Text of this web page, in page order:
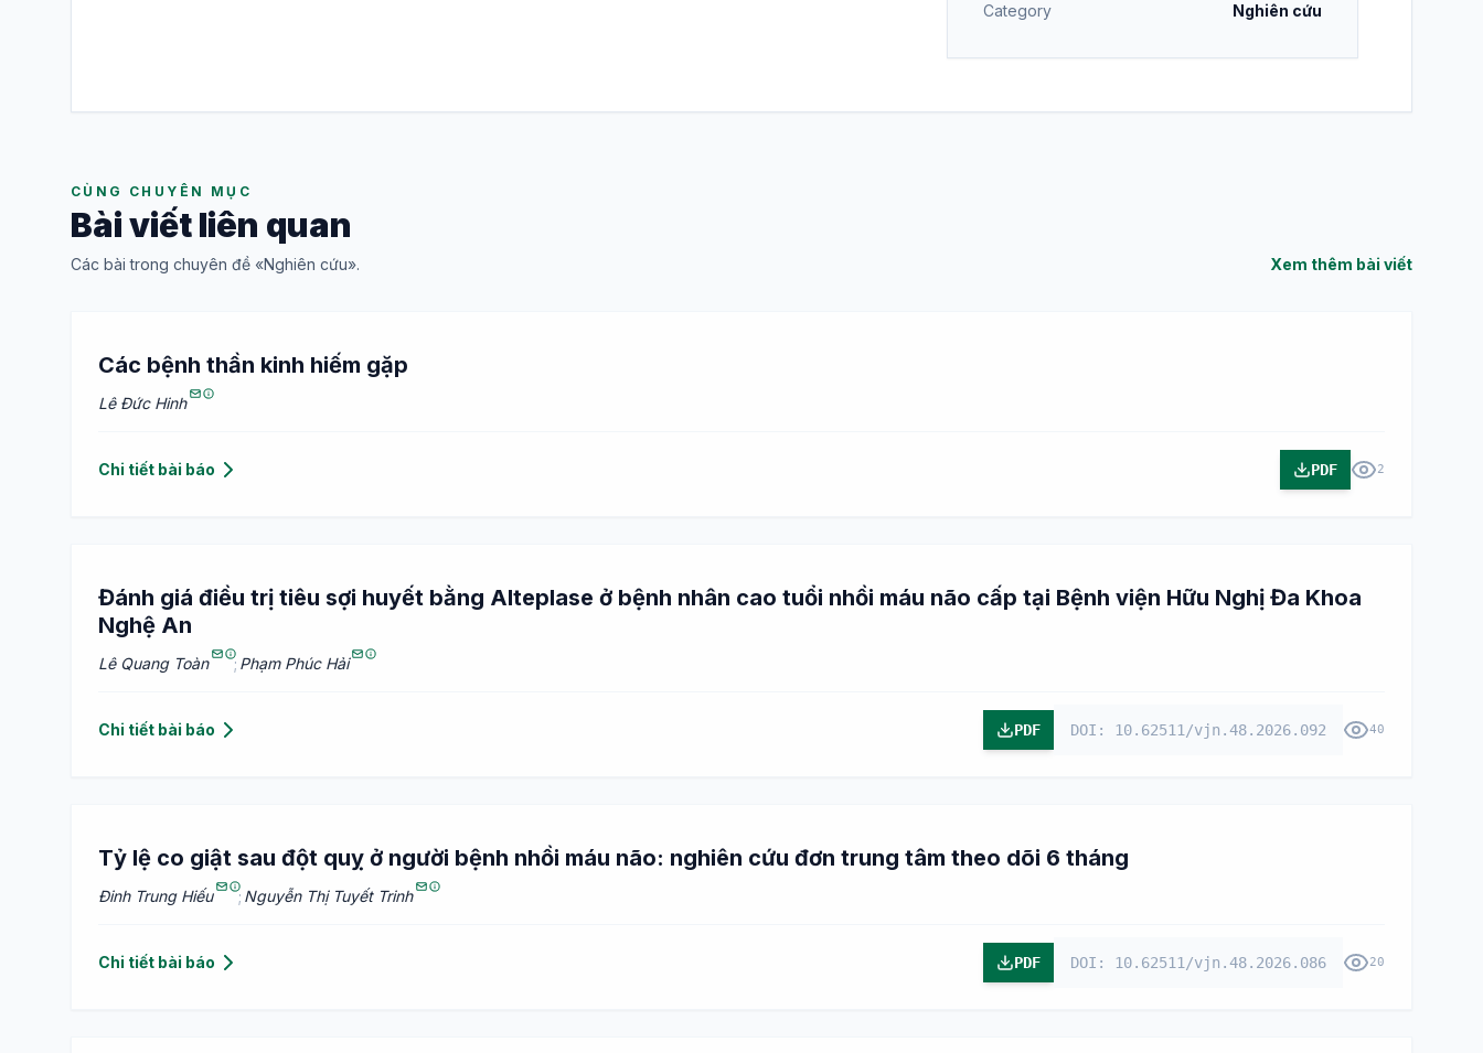
Category Nghiên cứu
CÙNG CHUYÊN MỤC
Bài viết liên quan
Các bài trong chuyên đề «Nghiên cứu». Xem thêm bài viết
Các bệnh thần kinh hiếm gặp
Lê Đức Hinh
Chi tiết bài báo PDF 2
Đánh giá điều trị tiêu sợi huyết bằng Alteplase ở bệnh nhân cao tuổi nhồi máu não cấp tại Bệnh viện Hữu Nghị Đa Khoa
Nghệ An
Lê Quang Toàn ; Phạm Phúc Hải
Chi tiết bài báo PDF DOI: 10.62511/vjn.48.2026.092 40
Tỷ lệ co giật sau đột quỵ ở người bệnh nhồi máu não: nghiên cứu đơn trung tâm theo dõi 6 tháng
Đinh Trung Hiếu ; Nguyễn Thị Tuyết Trinh
Chi tiết bài báo PDF DOI: 10.62511/vjn.48.2026.086 20